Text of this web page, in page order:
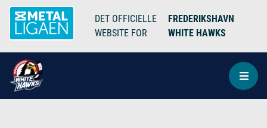
DET OFFICIELLE
WEBSITE FOR
FREDERIKSHAVN
WHITE HAWKS